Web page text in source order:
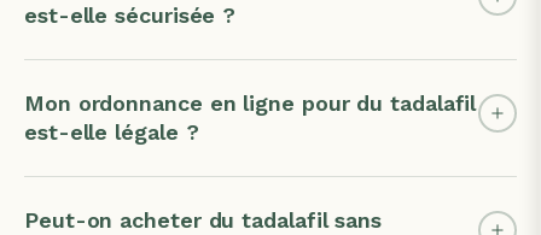
est-elle sécurisée ?
Mon ordonnance en ligne pour du tadalafil
est-elle légale ?
Peut-on acheter du tadalafil sans